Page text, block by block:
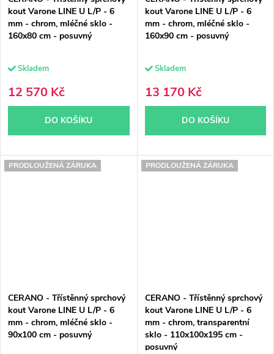
kout Varone LINE U L/P - 6
mm - chrom, mléčné sklo -
160x80 cm - posuvný
Skladem
12 570 Kč
DO KOŠÍKU
kout Varone LINE U L/P - 6
mm - chrom, mléčné sklo -
160x90 cm - posuvný
Skladem
13 170 Kč
DO KOŠÍKU
PRODLOUŽENÁ ZÁRUKA
CERANO - Třístěnný sprchový
kout Varone LINE U L/P - 6
mm - chrom, mléčné sklo -
90x100 cm - posuvný
PRODLOUŽENÁ ZÁRUKA
CERANO - Třístěnný sprchový
kout Varone LINE U L/P - 6
mm - chrom, transparentní
sklo - 110x100x195 cm -
posuvný